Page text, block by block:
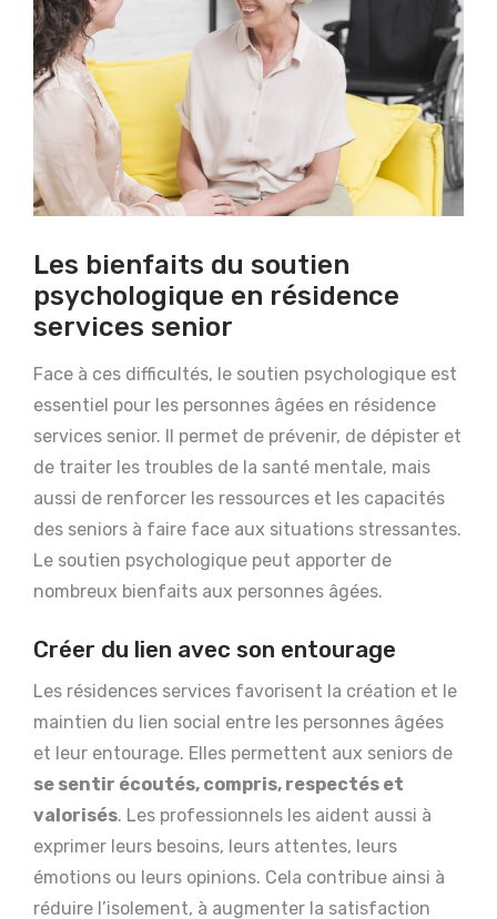
Les bienfaits du soutien
psychologique en résidence
services senior
Face à ces difficultés, le soutien psychologique est
essentiel pour les personnes âgées en résidence
services senior. Il permet de prévenir, de dépister et
de traiter les troubles de la santé mentale, mais
aussi de renforcer les ressources et les capacités
des seniors à faire face aux situations stressantes.
Le soutien psychologique peut apporter de
nombreux bienfaits aux personnes âgées.
Créer du lien avec son entourage
Les résidences services favorisent la création et le
maintien du lien social entre les personnes âgées
et leur entourage. Elles permettent aux seniors de
se sentir écoutés, compris, respectés et
valorisés. Les professionnels les aident aussi à
exprimer leurs besoins, leurs attentes, leurs
émotions ou leurs opinions. Cela contribue ainsi à
réduire l’isolement, à augmenter la satisfaction